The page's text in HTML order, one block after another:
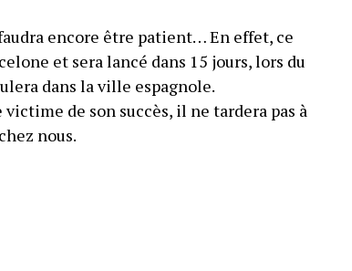
encore être patient… En effet, ce
et sera lancé dans 15 jours, lors du
dans la ville espagnole.
de son succès, il ne tardera pas à
nous.